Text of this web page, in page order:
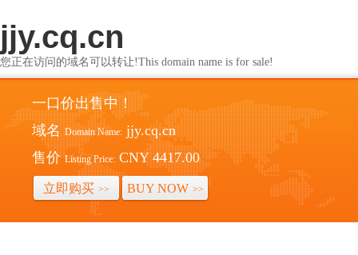
jjy.cq.cn
您正在访问的域名可以转让!This domain name is for sale!
一口价出售中！
域名 Domain Name: jjy.cq.cn
售价 Listing Price: CNY 4417.00
立即购买 >> BUY NOW >>